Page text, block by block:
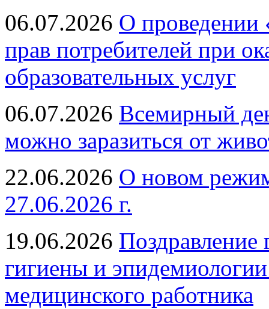
06.07.2026 О проведении
прав потребителей при
образовательных услуг
06.07.2026 Всемирный
можно заразиться от
22.06.2026 О новом
27.06.2026 г.
19.06.2026 Поздравление
гигиены и
медицинского работника